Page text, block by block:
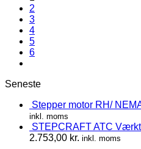
2
3
4
5
6
Seneste
Stepper motor RH/
inkl. moms
STEPCRAFT ATC
2.753,00 kr. inkl. moms